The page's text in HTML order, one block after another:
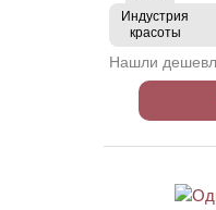
Индустрия
красоты
Нашли